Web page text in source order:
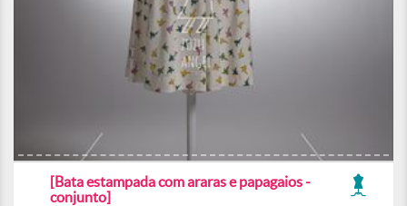
[Bata estampada com araras e papagaios -
conjunto]